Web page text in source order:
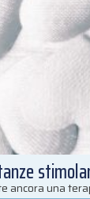
ancora una